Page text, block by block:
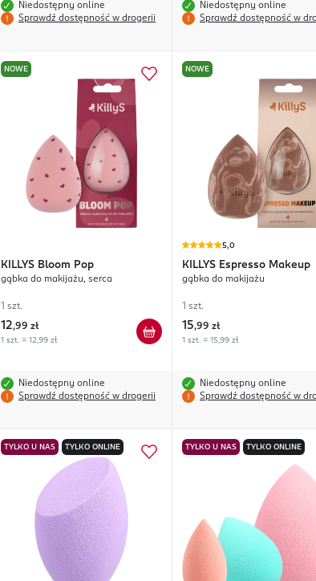
Niedostępny online
Sprawdź dostępność w drogerii
Niedostępny online
Sprawdź dostępność w
NOWE
KILLYS Bloom Pop
gąbka do makijażu, serca
1 szt.
12,99 zł
1 szt. = 12,99 zł
Niedostępny online
Sprawdź dostępność w drogerii
NOWE
5,0
KILLYS Espresso Makeup
gąbka do makijażu
1 szt.
15,99 zł
1 szt. = 15,99 zł
Niedostępny online
Sprawdź dostępność w
TYLKO U NAS TYLKO ONLINE TYLKO U NAS TYLKO ONLINE